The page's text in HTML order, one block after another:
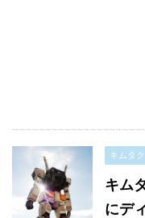
キムタ
キム
にデ